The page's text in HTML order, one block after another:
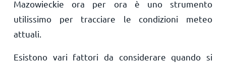
Mazowieckie ora per ora è uno strumento
utilissimo per tracciare le condizioni meteo
attuali.
Esistono vari fattori da considerare quando si